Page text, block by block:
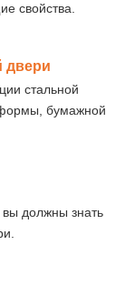
свойства.
двери
стальной
бумажной
вы должны знать